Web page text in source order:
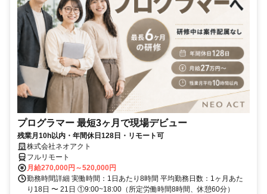
プログラマー 最短3ヶ月で現場デビュー
残業月10h以内・年間休日128日・リモート可
株式会社ネオアクト
フルリモート
月給270,000円～520,000円
勤務時間詳細 実働時間：1日あたり8時間 平均勤務日数：1ヶ月あた
り18日 〜 21日 ①9:00~18:00（所定労働時間8時間、休憩60分）